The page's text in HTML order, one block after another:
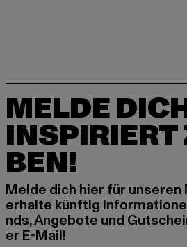
MELDE
INSPIRIERT
BEN!
Melde dich hier für
erhalte künftig
nds, Angebote und
er E-Mail!